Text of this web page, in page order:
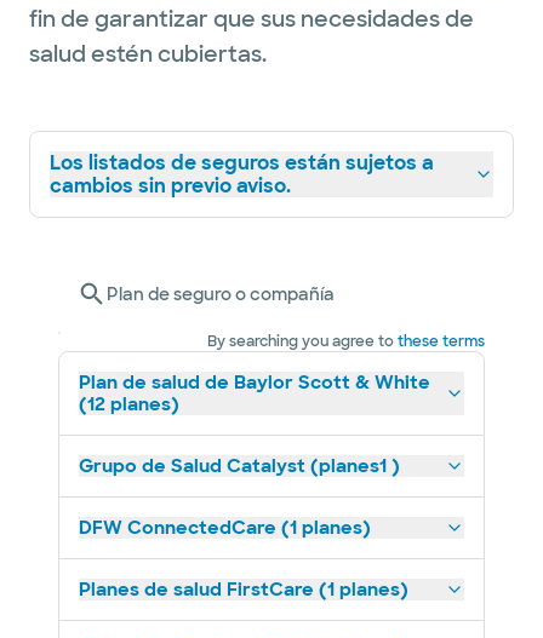
fin de garantizar que sus necesidades de
salud estén cubiertas.
Los listados de seguros están sujetos a
cambios sin previo aviso.
Plan de seguro o compañía
By searching you agree tothese terms
Plan de salud de Baylor Scott & White
(12 planes)
Grupo de Salud Catalyst (planes1 )
DFW ConnectedCare (1 planes)
Planes de salud FirstCare (1 planes)